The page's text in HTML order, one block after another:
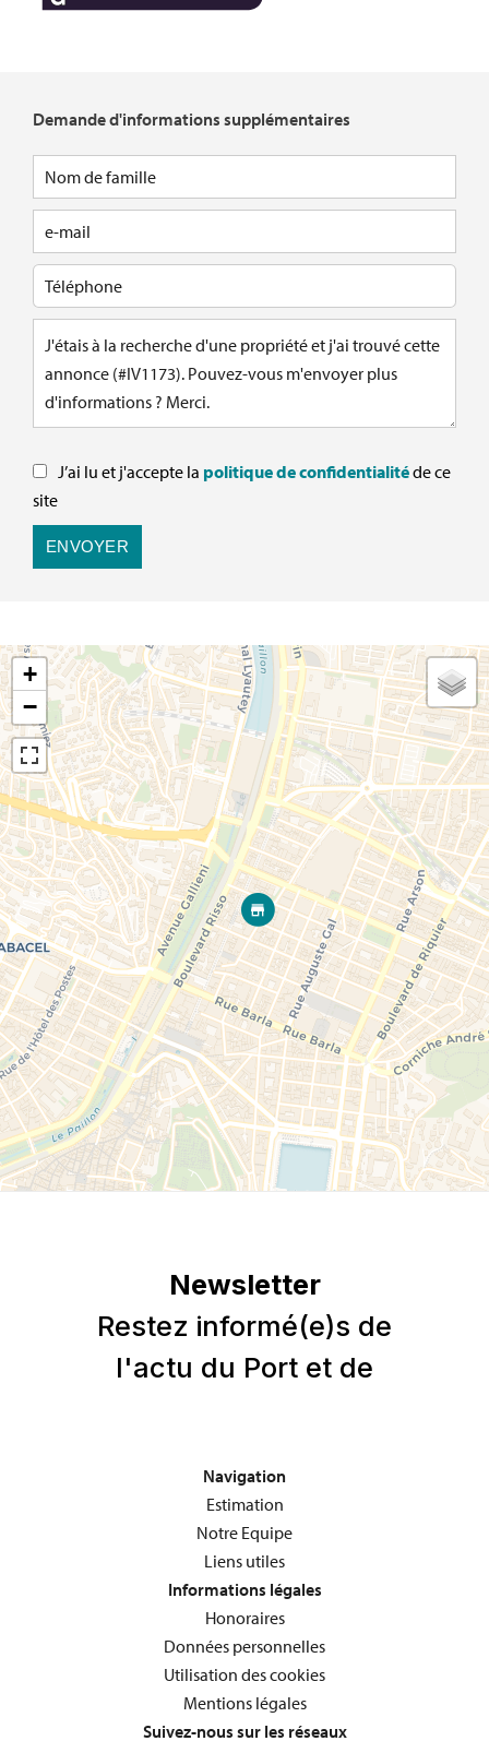
Demande d'informations supplémentaires
J’ai lu et j'accepte la politique de confidentialitéde ce
site
ENVOYER
+
−
Navigation
Estimation
Notre Equipe
Liens utiles
Informations légales
Honoraires
Données personnelles
Utilisation des cookies
Mentions légales
Suivez-nous sur les réseaux